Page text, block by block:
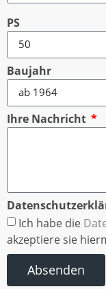
PS
Baujahr
Ihre Nachricht
Ich habe die
akzeptiere sie
Absenden